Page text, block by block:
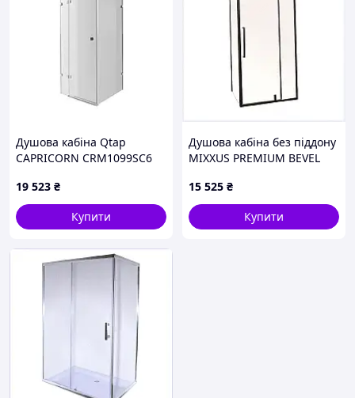
Душова кабіна Qtap
CAPRICORN CRM1099SC6
CalcLess, без піддона
19 523 ₴
Купити
Душова кабіна без піддону
MIXXUS PREMIUM BEVEL
прозоре скло 6мм (MI6872)
339XB26M62
15 525 ₴
Купити